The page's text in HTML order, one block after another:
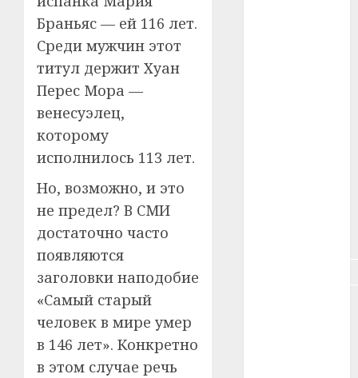
Браньяс — ей 116 лет.
Среди мужчин этот
титул держит Хуан
Перес Мора —
венесуэлец,
которому
исполнилось 113 лет.
Но, возможно, и это
не предел? В СМИ
достаточно часто
появляются
заголовки наподобие
«Самый старый
человек в мире умер
в 146 лет». Конкретно
в этом случае речь